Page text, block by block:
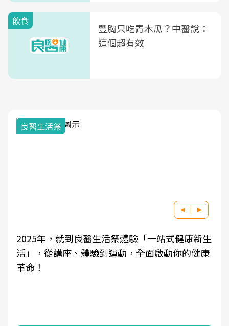
飲食
豐胸只吃青木瓜？中醫說：
這個超有效
良醫生活祭
2025年，就到良醫生活祭體驗「一站式健康新生
活」，從講座、體驗到運動，全面啟動你的健康
革命！